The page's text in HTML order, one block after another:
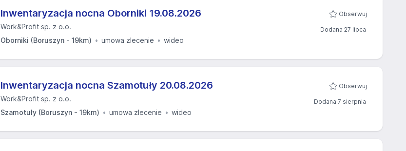
Inwentaryzacja nocna Oborniki 19.08.2026​
Work&Profit sp. z o.o.
Oborniki (Boruszyn - 19km)
umowa zlecenie wideo
Obserwuj
Dodana 27 lipca
Inwentaryzacja nocna Szamotuły 20.08.2026​
Work&Profit sp. z o.o.
Szamotuły (Boruszyn - 19km)
umowa zlecenie wideo
Obserwuj
Dodana 7 sierpnia